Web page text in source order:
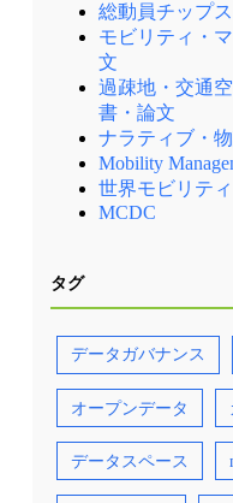
総動員チップス
モビリティ・
文
過疎地・交通
書・論文
ナラティブ・
Mobility
世界モビリテ
MCDC
タグ
データガバナンス
オープンデータ
データスペース